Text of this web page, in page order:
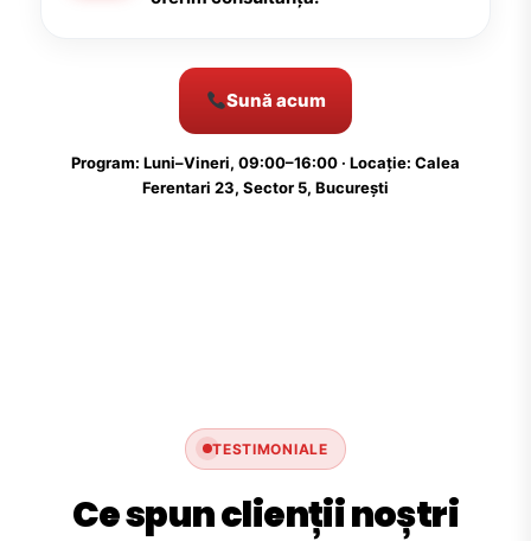
Sună acum
Program: Luni–Vineri, 09:00–16:00 · Locație: Calea
Ferentari 23, Sector 5, București
TESTIMONIALE
Ce spun clienții noștri